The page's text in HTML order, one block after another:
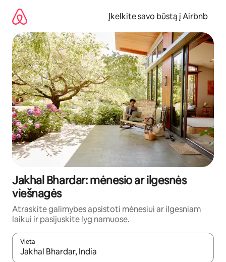
turinio
Įkelkite savo būstą į Airbnb
Jakhal Bhardar: mėnesio ar ilgesnės
viešnagės
Atraskite galimybes apsistoti mėnesiui ar ilgesniam
laikui ir pasijuskite lyg namuose.
Vieta
Kai pasirodys paieškos rezultatai, juos naršyti galite